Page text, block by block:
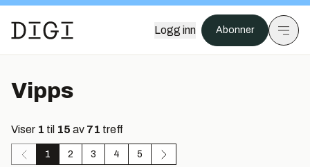
Logg inn Abonner
Vipps
Viser 1 til 15 av 71 treff
1 2 3 4 5